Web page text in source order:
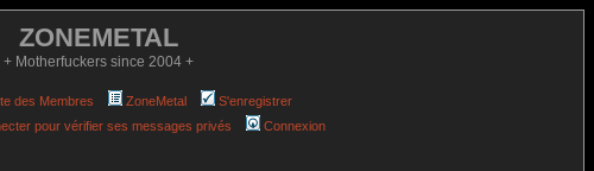
ZONEMETAL
+ Motherfuckers since 2004 +
des Membres ZoneMetal
S'enregistrer
pour vérifier ses messages privés Connexion